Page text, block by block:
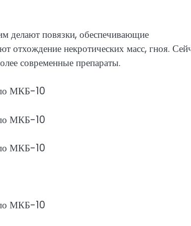
делают повязки, обеспечивающие
отхождение некротических масс, гноя.
современные препараты.